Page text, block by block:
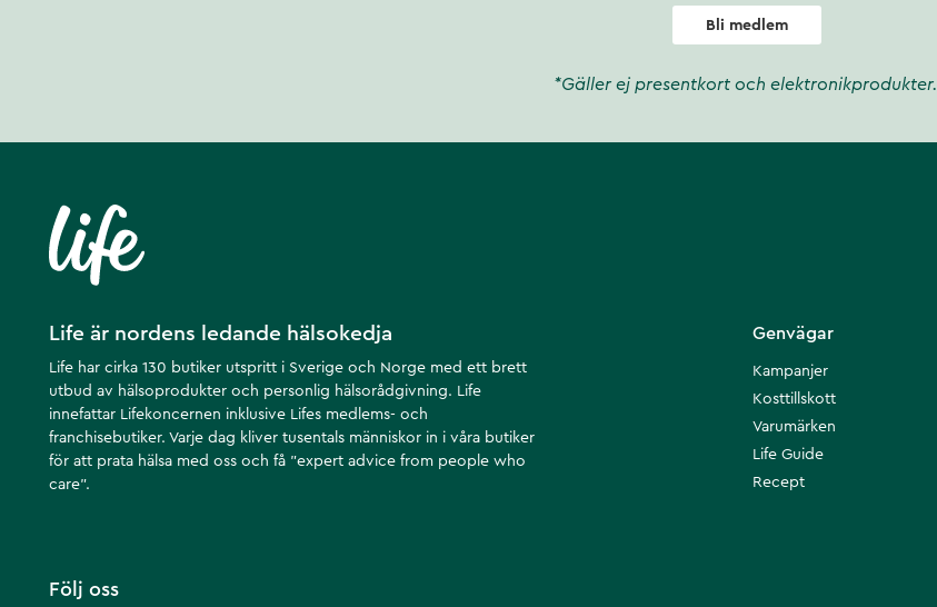
Bli medlem
*Gäller ej presentkort och elektronikprodukter.
Life är nordens ledande hälsokedja
Life har cirka 130 butiker utspritt i Sverige och Norge med ett brett
utbud av hälsoprodukter och personlig hälsorådgivning. Life
innefattar Lifekoncernen inklusive Lifes medlems- och
franchisebutiker. Varje dag kliver tusentals människor in i våra butiker
för att prata hälsa med oss och få ”expert advice from people who
care”.
Genvägar
Kampanjer
Kosttillskott
Varumärken
Life Guide
Recept
Följ oss